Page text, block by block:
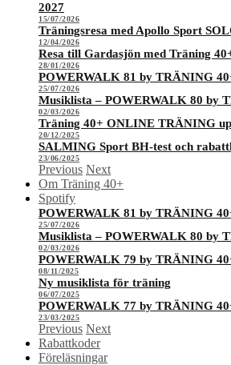
2027
15/07/2026
Träningsresa med Apollo Sport
12/04/2026
Resa till Gardasjön med Träning
28/01/2026
POWERWALK 81 by TRÄNING
25/07/2026
Musiklista – POWERWALK 80 by
02/03/2026
Träning 40+ ONLINE TRÄNING
20/12/2025
SALMING Sport BH-test och
23/06/2025
Previous Next
Om Träning 40+
Spotify
POWERWALK 81 by TRÄNING
25/07/2026
Musiklista – POWERWALK 80 by
02/03/2026
POWERWALK 79 by TRÄNING
08/11/2025
Ny musiklista för träning
06/07/2025
POWERWALK 77 by TRÄNING
23/03/2025
Previous Next
Rabattkoder
Föreläsningar